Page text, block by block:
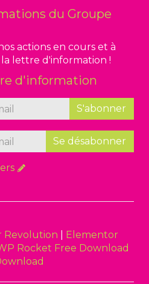
du Groupe
actions en cours et à
la lettre d'information !
d'information
S'abonner
Se désabonner
Revolution
Elementor
Rocket Free Download